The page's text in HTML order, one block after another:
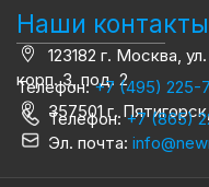
Наши контакты
123182 г. Москва,
корп. 3, под. 2
Телефон:+7 (495) 225-
357501 г.
Телефон:+7 (865)
Эл. почта: